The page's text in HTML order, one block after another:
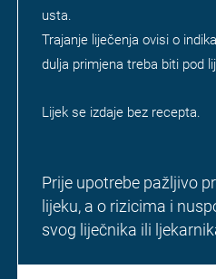
usta.
Trajanje liječenja ovisi o
dulja primjena treba biti pod
Lijek se izdaje bez recepta.
Prije upotrebe pažljivo
lijeku, a o rizicima i
svog liječnika ili